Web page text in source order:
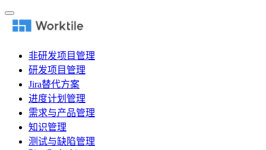
非研发项目管理
研发项目管理
Jira替代方案
进度计划管理
需求与产品管理
知识管理
测试与缺陷管理